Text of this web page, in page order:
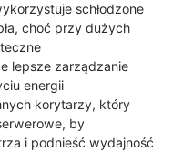
schłodzone
choć przy dużych
lepsze zarządzanie
energii
korytarzy, który
by
i podnieść wydajność